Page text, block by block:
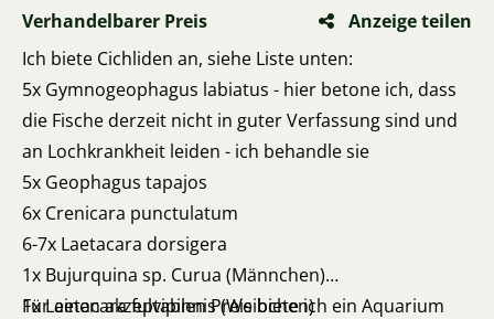
Verhandelbarer Preis
Anzeige teilen
Ich biete Cichliden an, siehe Liste unten:
5x Gymnogeophagus labiatus - hier betone ich, dass
die Fische derzeit nicht in guter Verfassung sind und
an Lochkrankheit leiden - ich behandle sie
5x Geophagus tapajos
6x Crenicara punctulatum
6-7x Laetacara dorsigera
1x Bujurquina sp. Curua (Männchen)
1x Laetacara fulvipinnis (Weibchen)
Für einen akzeptablen Preis biete ich ein Aquarium